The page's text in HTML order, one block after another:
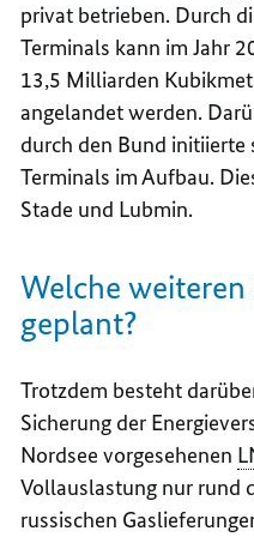
privat betrieben. Durch
Terminals kann im Jahr
13,5 Milliarden
angelandet werden.
durch den Bund initiierte
Terminals im Aufbau.
Stade und Lubmin.
Welche
geplant?
Trotzdem besteht
Sicherung der
Nordsee vorgesehenen
Vollauslastung nur rund
russischen